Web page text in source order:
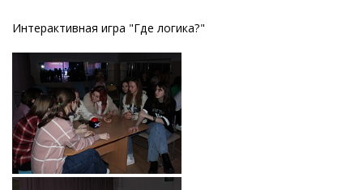
Интерактивная игра "Где логика?"